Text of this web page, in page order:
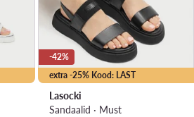
extra -25% Kood: LAST
-42%
Lasocki
Sandaalid · Must